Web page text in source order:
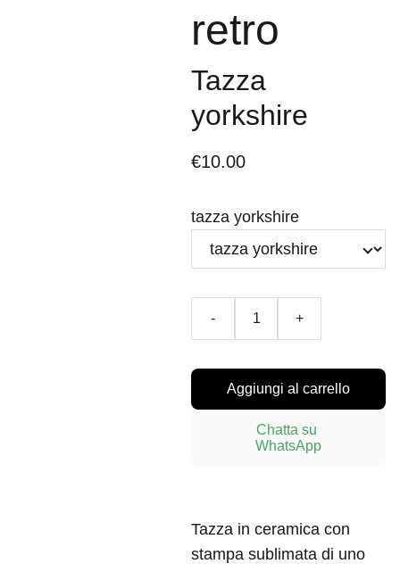
retro
Tazza
yorkshire
€10.00
tazza yorkshire
- +
Aggiungi al carrello
Chatta su
WhatsApp
Tazza in ceramica con
stampa sublimata di uno